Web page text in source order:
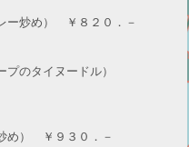
ー炒め） ￥８２０．－
プのタイヌードル）
め） ￥９３０．－